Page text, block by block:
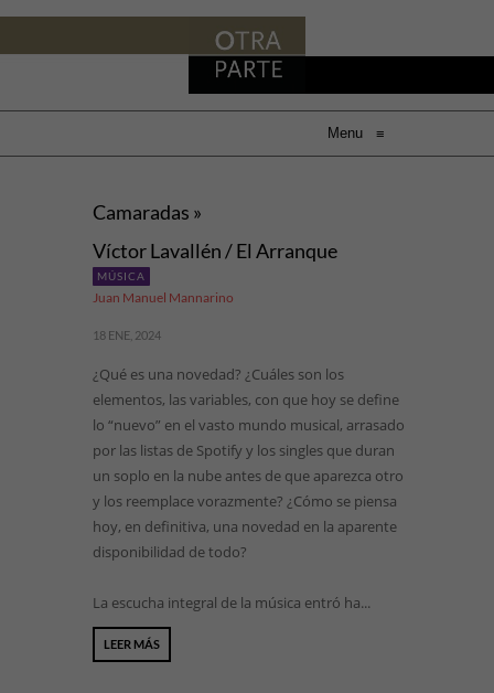
Menu ≡
Camaradas »
Víctor Lavallén / El Arranque
MÚSICA
Juan Manuel Mannarino
18 ENE, 2024
¿Qué es una novedad? ¿Cuáles son los
elementos, las variables, con que hoy se define
lo “nuevo” en el vasto mundo musical, arrasado
por las listas de Spotify y los singles que duran
un soplo en la nube antes de que aparezca otro
y los reemplace vorazmente? ¿Cómo se piensa
hoy, en definitiva, una novedad en la aparente
disponibilidad de todo?
La escucha integral de la música entró ha...
LEER MÁS